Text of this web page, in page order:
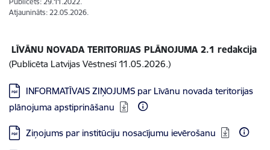
Atjaunināts: 22.05.2026.
LĪVĀNU NOVADA TERITORIJAS PLĀNOJUMA 2.1 redakcija
(Publicēta Latvijas Vēstnesī 11.05.2026.)
Lejupielādēt:
INFORMATĪVAIS ZIŅOJUMS par Līvānu novada teritorijas
plānojuma apstiprināšanu
Lejupielādēt:
Ziņojums par institūciju nosacījumu ievērošanu